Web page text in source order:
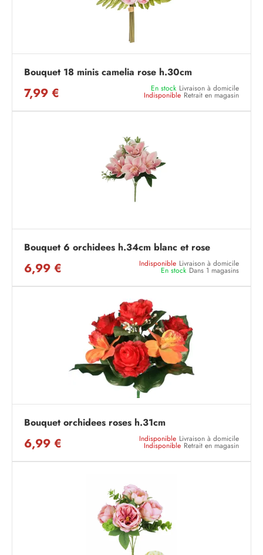
Bouquet 18 minis camelia rose h.30cm
7,99 € En stock Livraison à domicile
Indisponible Retrait en magasin
Bouquet 6 orchidees h.34cm blanc et rose
6,99 € Indisponible Livraison à domicile
En stock Dans 1 magasins
Bouquet orchidees roses h.31cm
6,99 € Indisponible Livraison à domicile
Indisponible Retrait en magasin